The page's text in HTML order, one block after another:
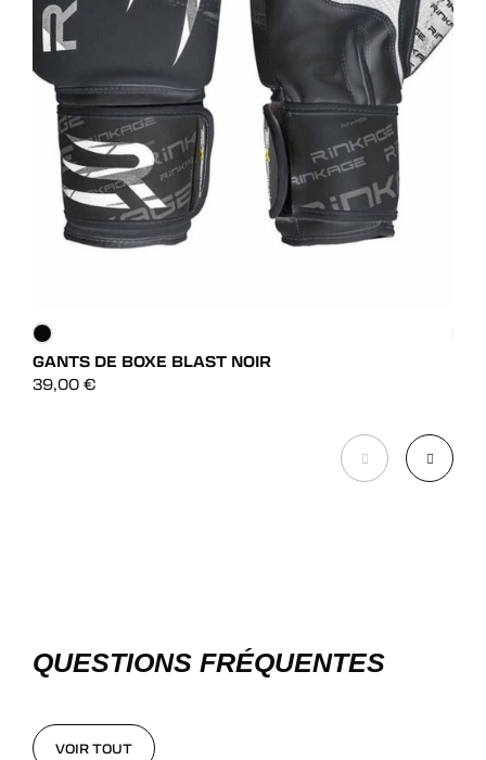
GANTS DE BOXE BLAST NOIR
39,00 €
QUESTIONS FRÉQUENTES
VOIR TOUT